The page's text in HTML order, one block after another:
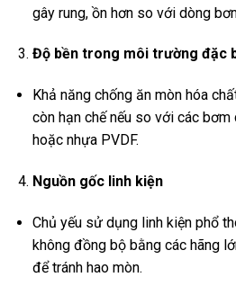
gây rung, ồn hơn so với dòng
Độ bền trong môi trường đặc
Khả năng chống ăn mòn hóa
còn hạn chế nếu so với các
hoặc nhựa PVDF.
Nguồn gốc linh kiện
Chủ yếu sử dụng linh kiện phổ
không đồng bộ bằng các hãng
để tránh hao mòn.